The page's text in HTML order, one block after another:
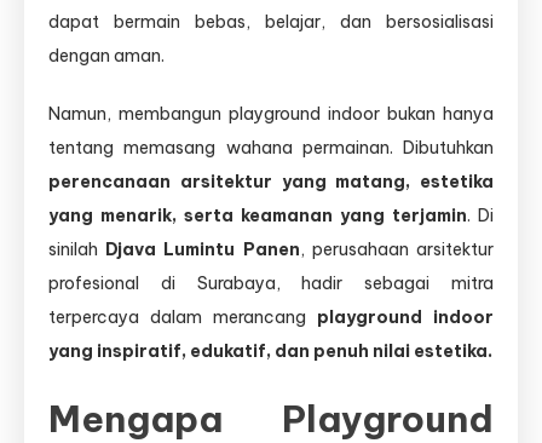
Aman,
Edukatif
dapat bermain bebas, belajar, dan bersosialisasi
dengan aman.
Namun, membangun playground indoor bukan hanya
tentang memasang wahana permainan. Dibutuhkan
perencanaan arsitektur yang matang, estetika
yang menarik, serta keamanan yang terjamin. Di
sinilah Djava Lumintu Panen, perusahaan arsitektur
profesional di Surabaya, hadir sebagai mitra
terpercaya dalam merancang playground indoor
yang inspiratif, edukatif, dan penuh nilai estetika.
Mengapa Playground